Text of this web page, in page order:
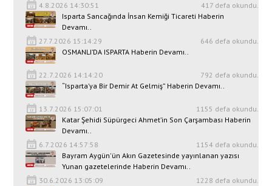
4.8.2026 14:30:51
417 defa okundu.
Isparta Sancağında İnsan Kemiği Ticareti Haberin
Devamı..
27.7.2026 15:14:29
646 defa okundu.
OSMANLI’DA ISPARTA Haberin Devamı..
22.7.2026 14:14:20
792 defa okundu.
“Isparta’ya Bir Demir At Gelmiş” Haberin Devamı..
13.7.2026 15:07:01
1155 defa okundu.
Katar Şehidi Süpürgeci Ahmet’in Son Çarşambası Haberin
Devamı..
6.7.2026 14:57:58
1154 defa okundu.
Bayram Aygün'ün Akın Gazetesinde yayınlanan yazısı
Yunan gazetelerinde Haberin Devamı..
30.6.2026 13:05:09
1228 defa okundu.